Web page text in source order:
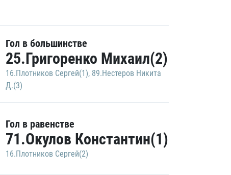
Гол в большинстве
25.Григоренко Михаил(2)
16.Плотников Сергей(1), 89.Нестеров Никита
Д.(3)
Гол в равенстве
71.Окулов Константин(1)
16.Плотников Сергей(2)